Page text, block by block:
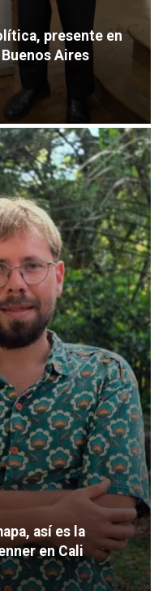
presente en
Aires
así es la
en Cali